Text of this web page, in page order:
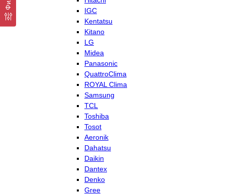
IGC
Kentatsu
Kitano
LG
Midea
Panasonic
QuattroClima
ROYAL Clima
Samsung
TCL
Toshiba
Tosot
Aeronik
Dahatsu
Daikin
Dantex
Denko
Gree